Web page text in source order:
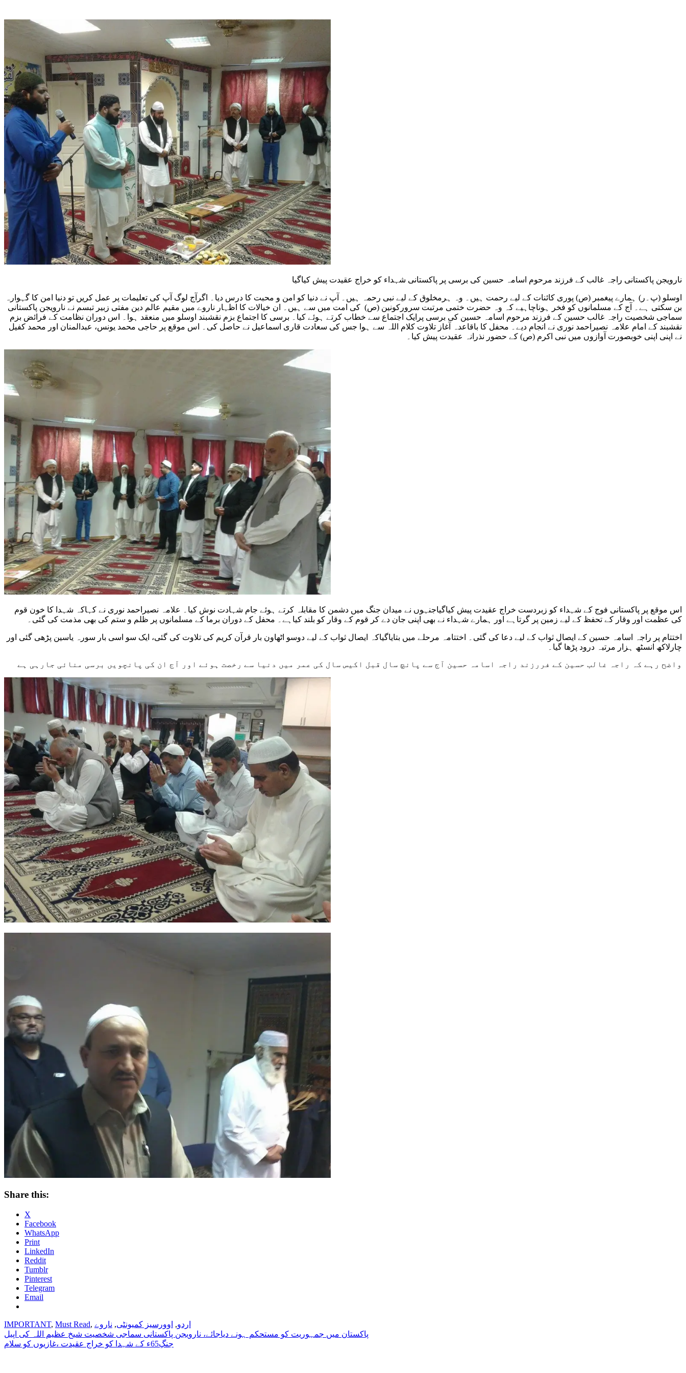
نارویجن پاکستانی راجہ غالب کے فرزند مرحوم اسامہ حسین کی برسی پر پاکستانی شہداء کو خراج عقیدت پیش کیاگیا
اوسلو (پ۔ر) ہمارے پیغمبر (ص) پوری کائنات کے لیے رحمت ہیں۔ وہ ہرمخلوق کے لیے نبی رحمہ ہیں۔ آپ نے دنیا کو امن و محبت کا درس دیا۔ اگرآج لوگ آپ کی تعلیمات پر عمل کریں تو دنیا امن کا گہوارہ
بن سکتی ہے۔ آج کے مسلمانوں کو فخر ہوناچاہیے کہ وہ حضرت ختمی مرتبت سرورکونین (ص) کی امت میں سے ہیں۔ ان خیالات کا اظہار ناروے میں مقیم عالم دین مفتی زبیر تبسم نے نارویجن پاکستانی
سماجی شخصیت راجہ غالب حسین کے فرزند مرحوم اسامہ حسین کی برسی پرایک اجتماع سے خطاب کرتے ہوئے کیا۔ برسی کا اجتماع بزم نقشبند اوسلو میں منعقد ہوا۔ اس دوران نظامت کے فرائض بزم
نقشبند کے امام علامہ نصیراحمد نوری نے انجام دیے۔ محفل کا باقاعدہ آغاز تلاوت کلام اللہ سے ہوا جس کی سعادت قاری اسماعیل نے حاصل کی۔ اس موقع پر حاجی محمد یونس، عبدالمنان اور محمد کفیل
نے اپنی اپنی خوبصورت آوازوں میں نبی اکرم (ص) کے حضور نذرانہ عقیدت پیش کیا۔
اس موقع پر پاکستانی فوج کے شہداء کو زبردست خراج عقیدت پیش کیاگیاجنہوں نے میدان جنگ میں دشمن کا مقابلہ کرتے ہوئے جام شہادت نوش کیا۔ علامہ نصیراحمد نوری نے کہاکہ شہدا کا خون قوم
کی عظمت اور وقار کے تحفظ کے لیے زمین پر گرتاہے اور ہمارے شہداء نے بھی اپنی جان دے کر قوم کے وقار کو بلند کیاہے۔ محفل کے دوران برما کے مسلمانوں پر ظلم و ستم کی بھی مذمت کی گئی۔
اختتام پر راجہ اسامہ حسین کے ایصال ثواب کے لیے دعا کی گئی۔ اختتامہ مرحلے میں بتایاگیاکہ ایصال ثواب کے لیے دوسو اٹھاون بار قرآن کریم کی تلاوت کی گئی، ایک سو اسی بار سورہ یاسین پڑھی گئی اور
چارلاکھ انسٹھ ہزار مرتبہ درود پڑھا گیا۔
واضح رہے کہ راجہ غالب حسین کے فررزند راجہ اسامہ حسین آج سے پانچ سال قبل اکیس سال کی عمر میں دنیا سے رخصت ہوئے اور آج ان کی پانچویں برسی منائی جارہی ہے
Share this:
X
Facebook
WhatsApp
Print
LinkedIn
Reddit
Tumblr
Pinterest
Telegram
Email
IMPORTANT, Must Read, اردو, اوورسیز کمیونٹی, ناروے
Post
navigation
پاکستان میں جمہوریت کو مستحکم ہونے دیاجائے، نارویجن پاکستانی سماجی شخصیت شیخ عظیم اللہ کی اپیل
جنگِ65ء کے شہدا کو خراج عقیدت ،غازیوں کو سلام